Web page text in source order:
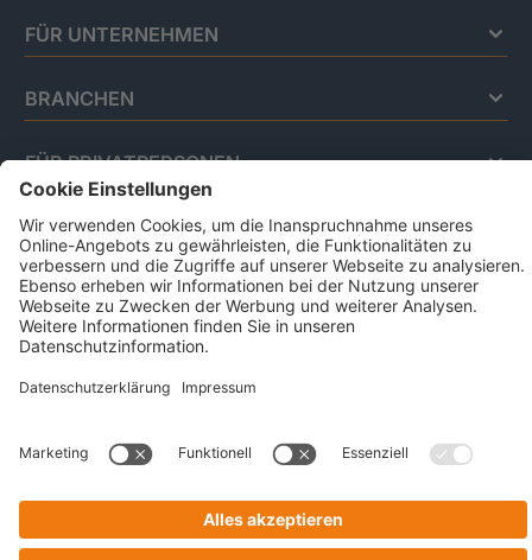
FÜR UNTERNEHMEN
BRANCHEN
FÜR PRIVATPERSONEN
Impressum
Datenschutz
Code Of Conduct
AGB Für Leistungen Im Risiko- Und
Chancenmanagement
AGB Für Data And Marketing Solutions
Business Ethics Policy
Victor-Gollancz-Straße 5 | 76137 Karlsruhe